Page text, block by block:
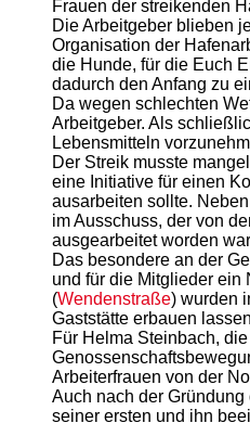
Frauen der streikenden
Die Arbeitgeber blieben
Organisation der
die Hunde, für die Euch
dadurch den Anfang zu
Da wegen schlechten
Arbeitgeber. Als
Lebensmitteln
Der Streik musste
eine Initiative für einen
ausarbeiten sollte.
im Ausschuss, der von
ausgearbeitet worden
Das besondere an der
und für die Mitglieder ein
(Wendenstraße) wurden
Gaststätte erbauen
Für Helma Steinbach,
Arbeiterfrauen von der
Auch nach der
seiner ersten und ihn